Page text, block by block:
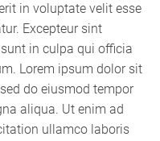
in voluptate velit esse
Excepteur sint
in culpa qui officia
Lorem ipsum dolor sit
do eiusmod tempor
aliqua. Ut enim ad
ullamco laboris